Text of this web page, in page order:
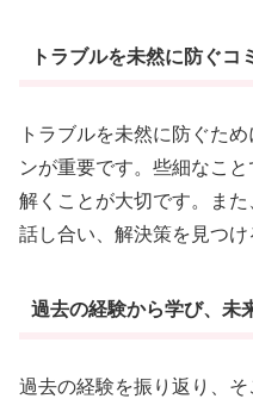
トラブルを未然に防ぐコ
トラブルを未然に防ぐた
ンが重要です。些細なこ
解くことが大切です。ま
話し合い、解決策を見つけ
過去の経験から学び、未
過去の経験を振り返り、